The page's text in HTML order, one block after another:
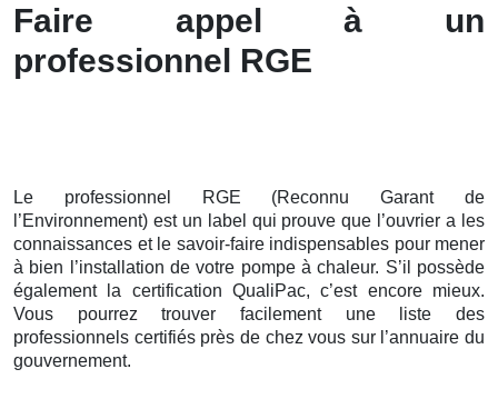
Faire appel à un
professionnel RGE
Le professionnel RGE (Reconnu Garant de
l’Environnement) est un label qui prouve que l’ouvrier a les
connaissances et le savoir-faire indispensables pour mener
à bien l’installation de votre pompe à chaleur. S’il possède
également la certification QualiPac, c’est encore mieux.
Vous pourrez trouver facilement une liste des
professionnels certifiés près de chez vous sur l’annuaire du
gouvernement.